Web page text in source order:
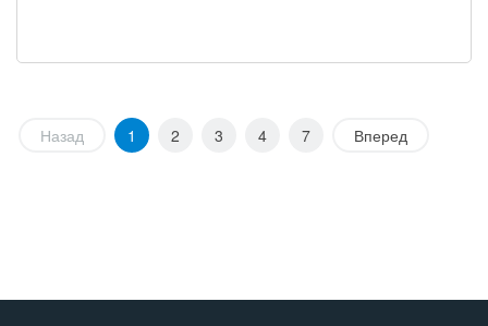
Назад 1 2 3 4 7 Вперед